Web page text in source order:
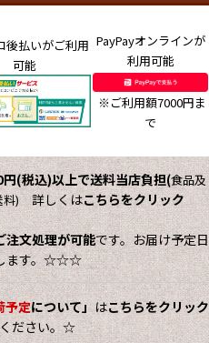
後払いがご利用
可能
PayPayオンラインが
利用可能
※ご利用額7000円ま
で
(税込)以上で送料当店負担(食品及
)詳しくはこちらをクリック
注文処理が可能です。お届け予定日
ます。☆☆☆
予定について」はこちらをクリック
ださい。☆